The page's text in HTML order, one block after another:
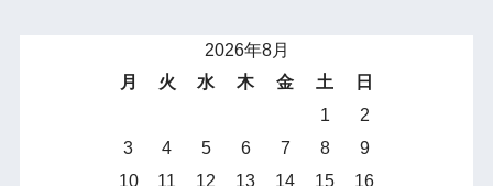
2026年8月
月
火 水 木 金 土
日
1
2
3
4 5 6 7 8
9
10
11 12 13 14 15
16